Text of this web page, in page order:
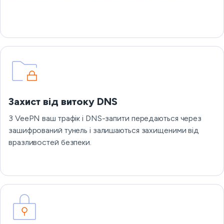
Захист від витоку DNS
З VeePN ваш трафік і DNS-запити передаються через
зашифрований тунель і залишаються захищеними від
вразливостей безпеки.